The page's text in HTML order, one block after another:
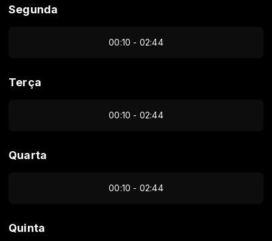
Segunda
00:10 - 02:44
Terça
00:10 - 02:44
Quarta
00:10 - 02:44
Quinta